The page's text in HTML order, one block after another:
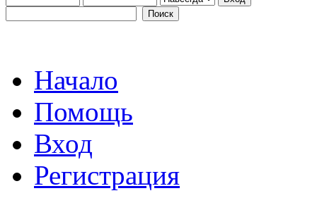
Начало
Помощь
Вход
Регистрация